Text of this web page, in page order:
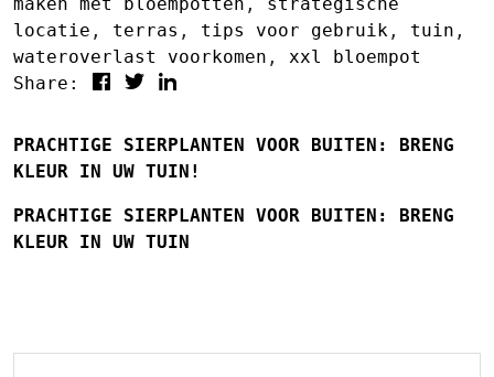
locatie , terras , tips voor gebruik , tuin ,
wateroverlast voorkomen , xxl bloempot
Share:
PRACHTIGE SIERPLANTEN VOOR BUITEN: BRENG
KLEUR IN UW TUIN!
PRACHTIGE SIERPLANTEN VOOR BUITEN: BRENG
KLEUR IN UW TUIN